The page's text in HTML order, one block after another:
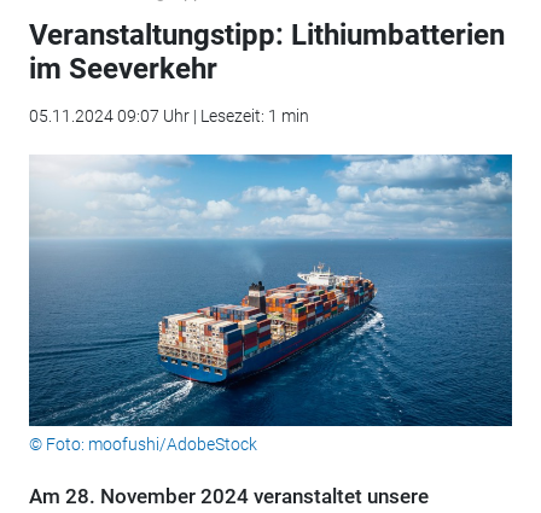
Veranstaltungstipp: Lithiumbatterien
im Seeverkehr
05.11.2024 09:07 Uhr | Lesezeit: 1 min
© Foto: moofushi/AdobeStock
Am 28. November 2024 veranstaltet unsere